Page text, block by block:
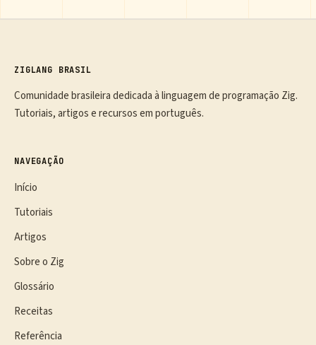
ZIGLANG BRASIL
Comunidade brasileira dedicada à linguagem de programação Zig.
Tutoriais, artigos e recursos em português.
NAVEGAÇÃO
Início
Tutoriais
Artigos
Sobre o Zig
Glossário
Receitas
Referência